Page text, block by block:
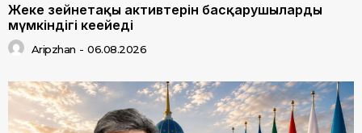
Жеке зейнетақы активтерін басқарушылардың
мүмкіндігі кеңейеді
Aripzhan - 06.08.2026